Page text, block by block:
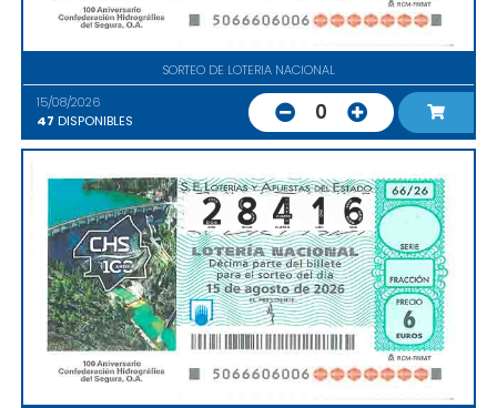
SORTEO DE LOTERIA NACIONAL
15/08/2026
47 DISPONIBLES 0